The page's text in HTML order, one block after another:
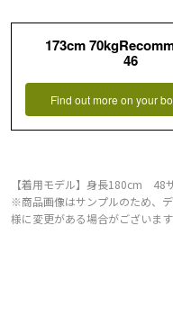
173cm
46
Find out more on your
【着用モデル】身長180cm 48
※商品画像はサンプルのため、
様に変更がある場合がございま